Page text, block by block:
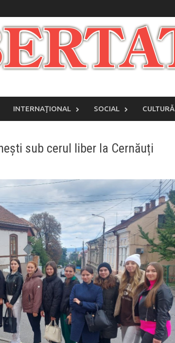
INTERNAŢIONAL SOCIAL CULTURĂ
sub cerul liber la Cernăuți